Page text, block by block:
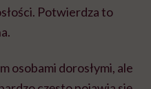
Potwierdza to
osobami dorosłymi, ale